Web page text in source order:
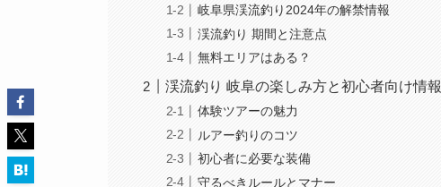
岐阜県渓流釣り2024年の解禁情報
渓流釣り 期間と注意点
無料エリアはある？
渓流釣り 岐阜の楽しみ方と初心者向け情報
体験ツアーの魅力
ルアー釣りのコツ
初心者に必要な装備
守るべきルールとマナー